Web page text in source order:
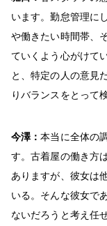
います。勤怠管理に
や働きたい時間帯、
ていくよう心がけて
と、特定の人の意見
りバランスをとって
今澤：本当に全体の
す。古着屋の働き方
ありますが、彼女は
いる。そんな彼女で
ないだろうと考え任